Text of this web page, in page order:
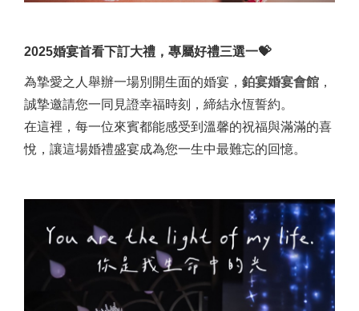
2025婚宴首看下訂大禮，專屬好禮三選一💝
為摯愛之人舉辦一場別開生面的婚宴， 鉑宴婚宴會館 ，
誠摯邀請您一同見證幸福時刻，締結永恆誓約。
在這裡，每一位來賓都能感受到溫馨的祝福與滿滿的喜
悅，讓這場婚禮盛宴成為您一生中最難忘的回憶。